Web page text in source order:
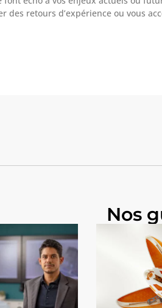
des retours d’expérience ou vous
Nos